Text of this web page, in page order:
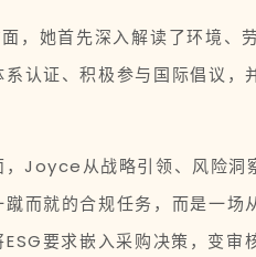
，她首先深入解读了环境、
认证、积极参与国际倡议
Joyce从战略引领、风险洞
而就的合规任务，而是一
要求嵌入采购决策，变